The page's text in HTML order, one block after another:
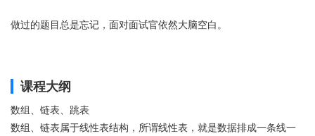
做过的题目总是忘记，面对面试官依然大脑空白。
课程大纲
数组、链表、跳表
数组、链表属于线性表结构，所谓线性表，就是数据排成一条线一